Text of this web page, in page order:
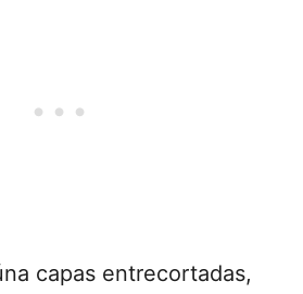
capas entrecortadas,